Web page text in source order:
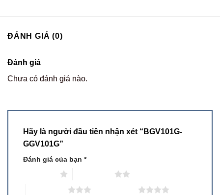
ĐÁNH GIÁ (0)
Đánh giá
Chưa có đánh giá nào.
Hãy là người đầu tiên nhận xét “BGV101G-
GGV101G”
Đánh giá của bạn *